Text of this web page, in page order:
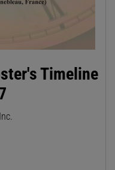
Timeline